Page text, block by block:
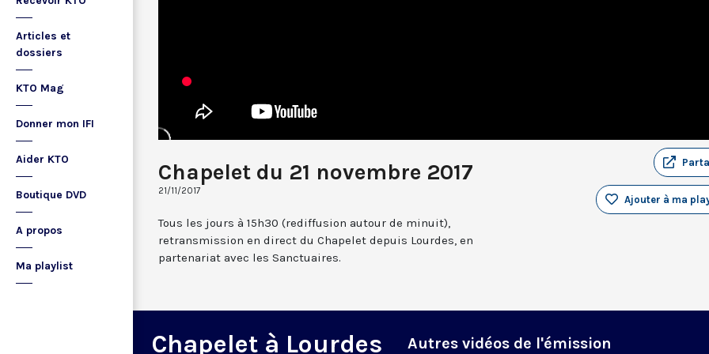
Articles et
dossiers
KTO Mag
Donner mon IFI
Aider KTO
Boutique DVD
A propos
Ma playlist
Chapelet du 21 novembre 2017
21/11/2017
Ajouter à ma
Tous les jours à 15h30 (rediffusion autour de minuit),
retransmission en direct du Chapelet depuis Lourdes, en
partenariat avec les Sanctuaires.
Chapelet à Lourdes Autres vidéos de l'émission